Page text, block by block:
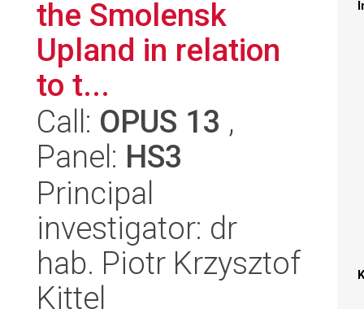
the Smolensk
Upland in relation
to t...
Call: OPUS 13 ,
Panel: HS3
Principal
investigator: dr
hab. Piotr Krzysztof
Kittel